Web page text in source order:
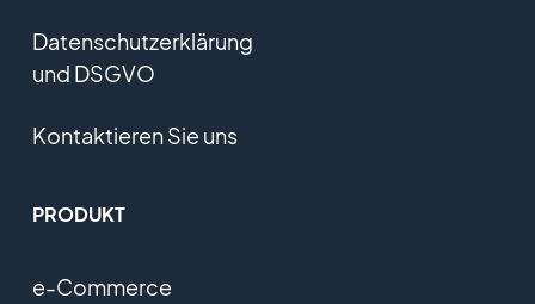
Datenschutzerklärung
und DSGVO
Kontaktieren Sie uns
PRODUKT
e-Commerce